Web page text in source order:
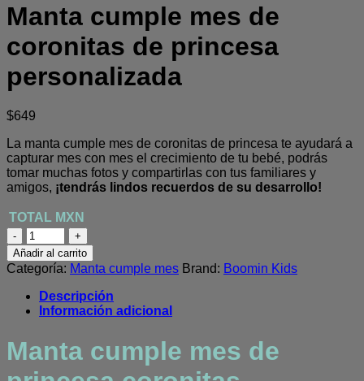
Manta cumple mes de
coronitas de princesa
personalizada
$649
La manta cumple mes de coronitas de princesa te ayudará a
capturar mes con mes el crecimiento de tu bebé, podrás
tomar muchas fotos y compartirlas con tus familiares y
amigos, ¡tendrás lindos recuerdos de su desarrollo!
Manta
cumple
mes
de
coronitas
de
princesa
cantidad
Añadir al carrito
Categoría: Manta cumple mes Brand: Boomin Kids
Descripción
Información adicional
Manta cumple mes de